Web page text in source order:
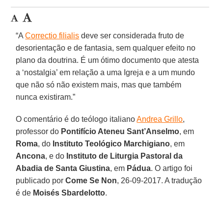
“ACorrectio filialis deve ser considerada fruto de
desorientação e de fantasia, sem qualquer efeito no
plano da doutrina. É um ótimo documento que atesta
a ‘nostalgia’ em relação a uma Igreja e a um mundo
que não só não existem mais, mas que também
nunca existiram.”
O comentário é do teólogo italianoAndrea Grillo,
professor do Pontifício Ateneu Sant’Anselmo, em
Roma, do Instituto Teológico Marchigiano, em
Ancona, e do Instituto de Liturgia Pastoral da
Abadia de Santa Giustina, em Pádua. O artigo foi
publicado porCome Se Non, 26-09-2017. A tradução
é de Moisés Sbardelotto.